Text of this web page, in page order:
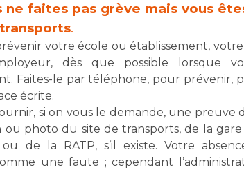
ne faites pas grève mais vous
.
votre école ou établissement,
dès que possible lorsque
Faites-le par téléphone, pour prévenir,
écrite.
si on vous le demande, une preuve
ou photo du site de transports, de la
de la RATP, s’il existe. Votre
une faute ; cependant